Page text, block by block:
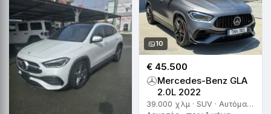
10
€ 45.500
Mercedes-Benz GLA
2.0L 2022
39.000 χλμ · SUV · Αυτόματο